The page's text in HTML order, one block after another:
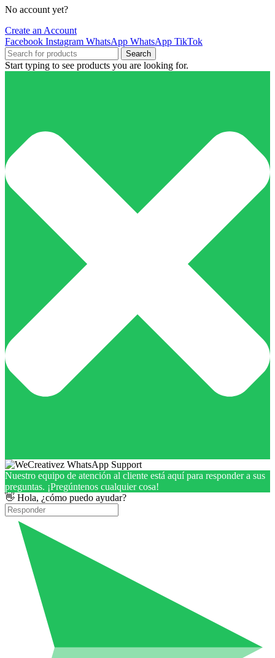
No account yet?
Create an Account
Facebook Instagram WhatsApp WhatsApp TikTok
Search
Start typing to see products you are looking for.
Nuestro equipo de atención al cliente está aquí para responder a sus
preguntas. ¡Pregúntenos cualquier cosa!
👋 Hola, ¿cómo puedo ayudar?